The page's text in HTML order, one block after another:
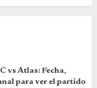
vs Atlas: Fecha,
para ver el partido